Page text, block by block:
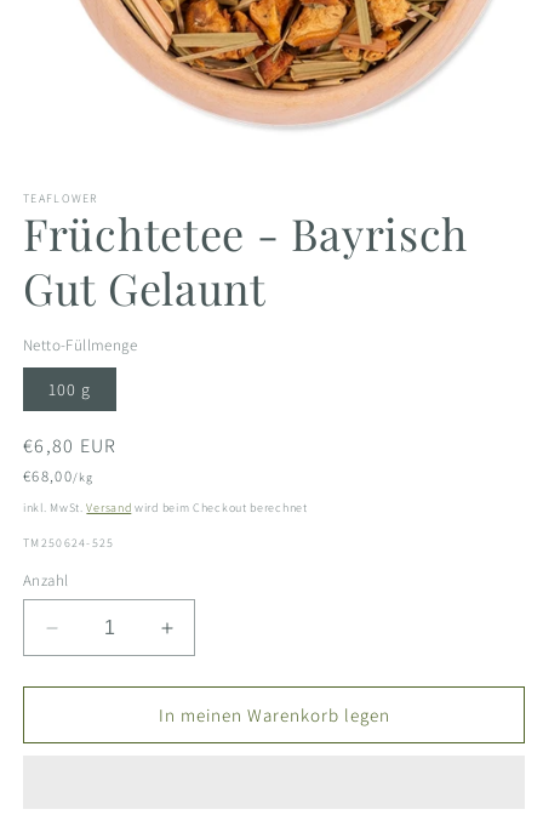
in
Modal
öffnen
TEAFLOWER
Früchtetee - Bayrisch
Gut Gelaunt
Netto-Füllmenge
100 g
Normaler
Preis
€6,80 EUR
€68,00/kg
inkl. MwSt.Versand wird beim Checkout berechnet
SKU:
TM250624-525
Anzahl
Verringere
die
Menge
Früchtetee
Erhöhe
die
Menge
für
Früchtetee
In meinen Warenkorb legen